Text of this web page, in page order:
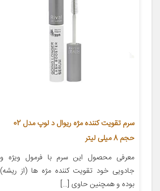
سرم تقویت کننده مژه ریوال د لوپ مدل 02
حجم 8 میلی لیتر
معرفی محصول این سرم با فرمول ویژه و
جادویی خود تقویت کننده مژه ها (از ریشه)
بوده و همچنین حاوی […]